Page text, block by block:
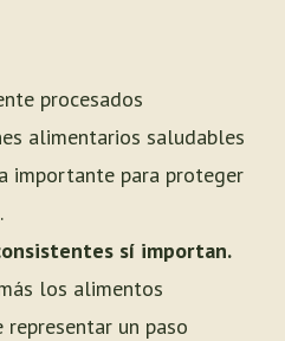
procesados
alimentarios saludables
importante para proteger
sí importan.
los alimentos
un paso